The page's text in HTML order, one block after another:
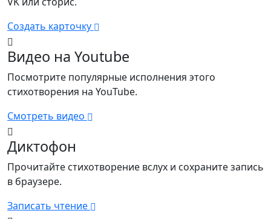
Создать карточку
Видео на Youtube
Посмотрите популярные исполнения этого
стихотворения на YouTube.
Смотреть видео
Диктофон
Прочитайте стихотворение вслух и сохраните запись
в браузере.
Записать чтение